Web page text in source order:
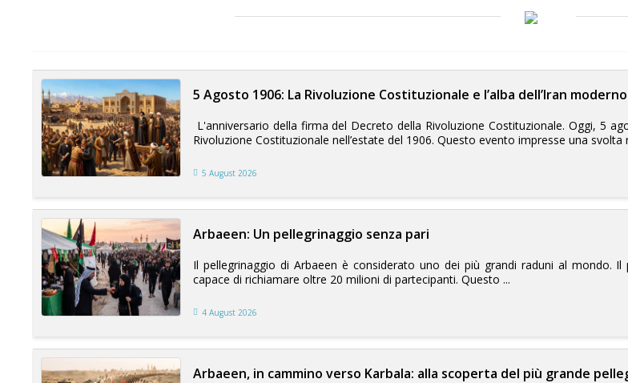
5 Agosto 1906: La Rivoluzione Costituzionale e l’alba dell’Iran moderno
L'anniversario della firma del Decreto della Rivoluzione Costituzionale. Oggi, 5
Rivoluzione Costituzionale nell’estate del 1906. Questo evento impresse una svolta
5 August 2026
Arbaeen: Un pellegrinaggio senza pari
Il pellegrinaggio di Arbaeen è considerato uno dei più grandi raduni al mondo.
capace di richiamare oltre 20 milioni di partecipanti. Questo ...
4 August 2026
Arbaeen, in cammino verso Karbala: alla scoperta del più grande